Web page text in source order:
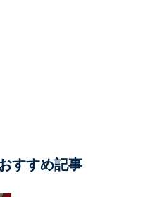
すすめ記事